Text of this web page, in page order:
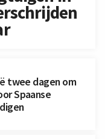
twee dagen om
Spaanse